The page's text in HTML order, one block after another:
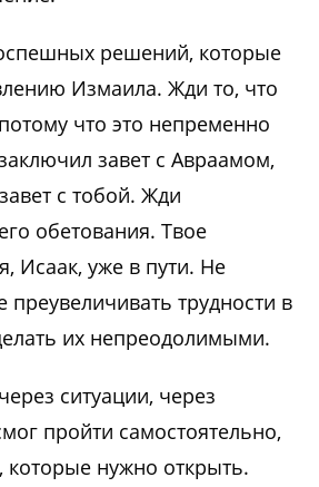
решений, которые
Измаила. Жди то, что
что это непременно
завет с Авраамом,
с тобой. Жди
обетования. Твое
Исаак, уже в пути. Не
преувеличивать трудности в
их непреодолимыми.
ситуации, через
пройти самостоятельно,
которые нужно открыть.